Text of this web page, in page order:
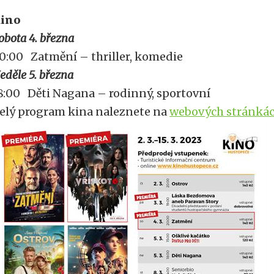
4. března
Zatmění – thriller, komedie
5. března
Děti Nagana – rodinný, sportovní
program kina naleznete nawebových